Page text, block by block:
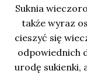
Suknia
także wyraz
cieszyć się
odpowiednich
urodę sukienki,